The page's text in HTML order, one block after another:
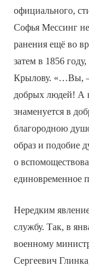
официального,
Софья Мессинг не
ранения ещё во
затем в 1856
Крылову. «…Вы, —
добрых людей! А
знаменуется в
благородною
образ и
о
единовременное
Нередким
службу. Так, в
военному
Сергеевич